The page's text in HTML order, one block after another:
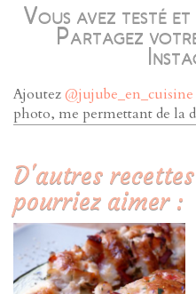
Vous avez testé
Partagez
Ajoutez@jujube_en_cuisine
photo, me permettant de la
D'autres
pourriez aimer :